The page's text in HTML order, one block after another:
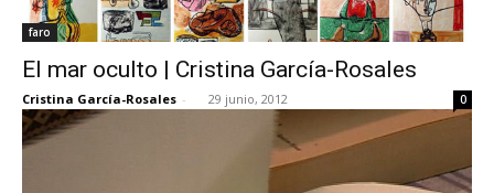
faro
El mar oculto | Cristina García-Rosales
Cristina García-Rosales - 29 junio, 2012 0